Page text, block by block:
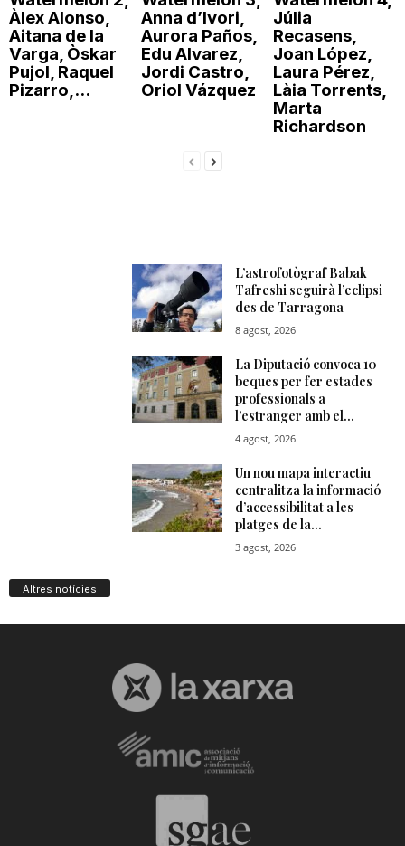
Àlex Alonso,
Aitana de la
Varga, Òskar
Pujol, Raquel
Pizarro,...
Anna d’Ivori,
Aurora Paños,
Edu Alvarez,
Jordi Castro,
Oriol Vázquez
Júlia
Recasens,
Joan López,
Laura Pérez,
Làia Torrents,
Marta
Richardson
Altres notícies